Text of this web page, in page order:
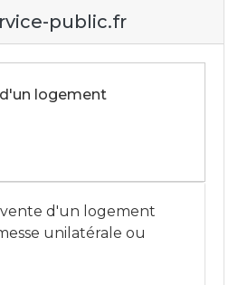
public.fr
logement
vente d'un logement
unilatérale ou